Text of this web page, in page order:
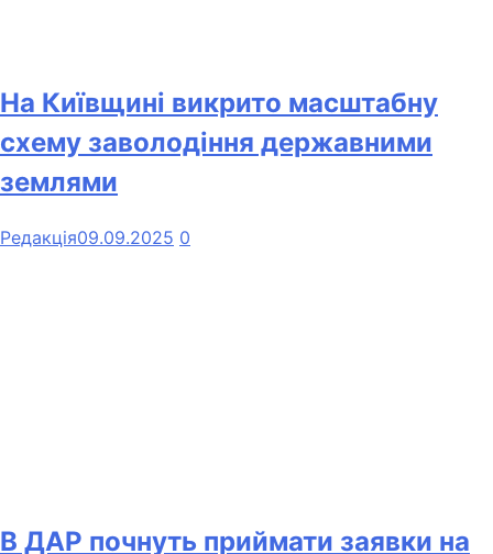
На Київщині викрито масштабну
схему заволодіння державними
землями
Редакція09.09.2025 0
В ДАР почнуть приймати заявки на